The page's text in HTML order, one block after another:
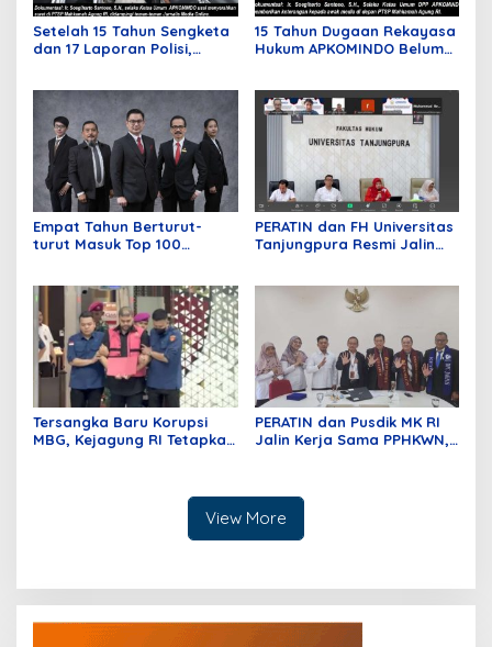
Setelah 15 Tahun Sengketa
dan 17 Laporan Polisi,
Perkara Kasasi Nomor 431
K/TUN/2026
15 Tahun Dugaan Rekayasa
Hukum APKOMINDO Belum
pada Mei Lalu
Empat Tahun Berturut-
turut Masuk Top 100
Perkuat Peran sebagai
Mitra Strategis Dunia
Usaha
PERATIN dan FH Universitas
Tanjungpura Resmi Jalin
Hukum Digital dan
Pengembangan Profesi
Tersangka Baru Korupsi
MBG, Kejagung RI Tetapkan
PERATIN dan Pusdik MK RI
Jalin Kerja Sama PPHKWN,
View More